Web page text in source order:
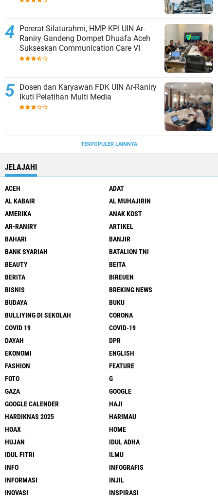
Pererat Silaturahmi, HMP KPI UIN Ar-
Raniry Gandeng Dompet Dhuafa Aceh
Sukseskan Communication Care VI
Dosen dan Karyawan FDK UIN Ar-Raniry
Ikuti Pelatihan Multi Media
TERPOPULER LAINNYA
JELAJAHI
ACEH
ADAT
AL KABAIR
AL MUHAJIRIN
AMERIKA
ANAK KOST
AR-RANIRY
ARTIKEL
BAHARI
BANJIR
BANK SYARIAH
BATALION TNI
BEAUTY
BEITA
BERITA
BIREUEN
BISNIS
BREKING NEWS
BUDAYA
BUKU
BULLIYING DI SEKOLAH
CORONA
COVID 19
COVID-19
DAYAH
DPR
EKONOMI
ENGLISH
FASHION
FEATURE
FOTO
G
GAZA
GOOGLE
GOOGLE CALENDER
HAJI
HARDIKNAS 2025
HARIMAU
HOAX
HOME
HUJAN
IDUL ADHA
IDUL FITRI
ILMU
INFO
INFOGRAFIS
INFORMASI
INJIL
INOVASI
INSPIRASI